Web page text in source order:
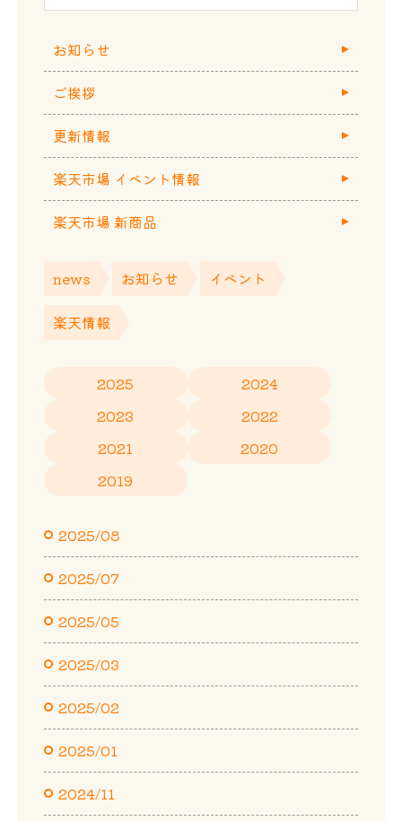
お知らせ
ご挨拶
更新情報
楽天市場 イベント情報
楽天市場 新商品
news お知らせ イベント
楽天情報
2025
2024
2023
2022
2021
2020
2019
2025/08
2025/07
2025/05
2025/03
2025/02
2025/01
2024/11